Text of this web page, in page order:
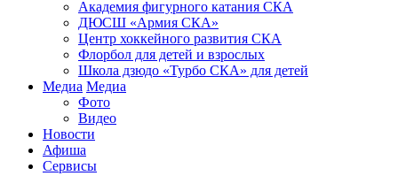
Академия фигурного катания СКА
ДЮСШ «Армия СКА»
Центр хоккейного развития СКА
Флорбол для детей и взрослых
Школа дзюдо «Турбо СКА» для детей
Медиа Медиа
Фото
Видео
Новости
Афиша
Сервисы